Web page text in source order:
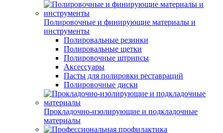
Полировочные и финирующие материалы и
инструменты
Полировальные резинки
Полировальные щетки
Полировочные штрипсы
Аксессуары
Пасты для полировки реставраций
Полировочные диски
Прокладочно-изолирующие и подкладочные
материалы